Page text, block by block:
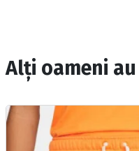
Alți oameni